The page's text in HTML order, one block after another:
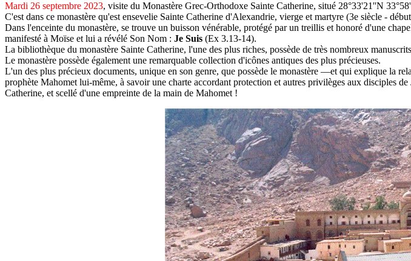
Mardi 26 septembre 2023, visite du Monastère Grec-Orthodoxe Sainte Catherine, situé 28°33'21''N
C'est dans ce monastère qu'est ensevelie Sainte Catherine d'Alexandrie, vierge et martyre (3e siècle -
Dans l'enceinte du monastère, se trouve un buisson vénérable, protégé par un treillis et honoré d'une
manifesté à Moïse et lui a révélé Son Nom : Je Suis (Ex 3.13-14).
La bibliothèque du monastère Sainte Catherine, l'une des plus riches, possède de très nombreux
Le monastère possède également une remarquable collection d'icônes antiques des plus précieuses.
L'un des plus précieux documents, unique en son genre, que possède le monastère —et qui explique la
prophète Mahomet lui-même, à savoir une charte accordant protection et autres privilèges aux disciples
Catherine, et scellé d'une empreinte de la main de Mahomet !